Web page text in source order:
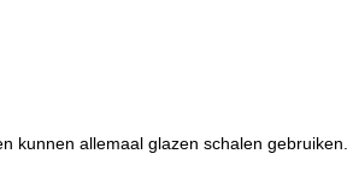
kunnen allemaal glazen schalen gebruiken.